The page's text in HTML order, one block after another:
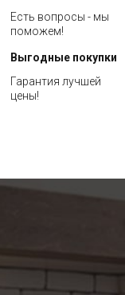
Есть вопросы - мы
поможем!
Выгодные покупки
Гарантия лучшей
цены!